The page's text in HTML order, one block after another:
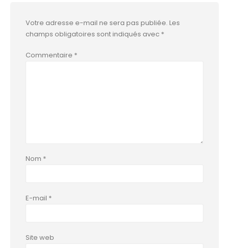
Votre adresse e-mail ne sera pas publiée. Les
champs obligatoires sont indiqués avec *
Commentaire *
Nom *
E-mail *
Site web